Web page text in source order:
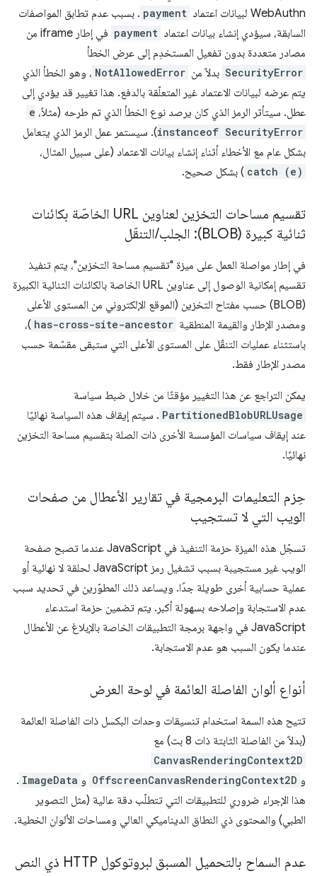
WebAuthn لبيانات اعتماد
payment . بسبب عدم تطابق المواصفات
السابقة، سيؤدي إنشاء بيانات اعتماد payment
في إطار iframe من
مصادر متعددة بدون تفعيل المستخدِم إلى عرض الخطأ
SecurityError بدلاً من NotAllowedError ، وهو الخطأ الذي
يتم عرضه لبيانات الاعتماد غير المتعلّقة بالدفع. هذا تغيير قد يؤدي إلى
عطل. سيتأثر الرمز الذي كان يرصد نوع الخطأ الذي تم طرحه (مثلاً، e
instanceof SecurityError). سيستمر عمل الرمز الذي يتعامل
بشكل عام مع الأخطاء أثناء إنشاء بيانات الاعتماد (على سبيل المثال،
catch (e) ) بشكل صحيح.
تقسيم مساحات التخزين لعناوين URL الخاصّة بكائنات
ثنائية كبيرة (BLOB): الجلب
/التنقّل
في إطار مواصلة العمل على ميزة "تقسيم مساحة التخزين"، يتم تنفيذ
تقسيم إمكانية الوصول إلى عناوين URL الخاصة بالكائنات الثنائية الكبيرة
(BLOB) حسب مفتاح التخزين (الموقع الإلكتروني من المستوى الأعلى
ومصدر الإطار والقيمة المنطقية has-cross-site-ancestor )،
باستثناء عمليات التنقّل على المستوى الأعلى التي ستبقى مقسّمة حسب
مصدر الإطار فقط.
يمكن التراجع عن هذا التغيير مؤقتًا من خلال ضبط سياسة
PartitionedBlobURLUsage . سيتم إيقاف هذه السياسة نهائيًا
عند إيقاف سياسات المؤسسة الأخرى ذات الصلة بتقسيم مساحة التخزين
نهائيًا.
حِزم التعليمات البرمجية في تقارير الأعطال من صفحات
الويب التي لا تستجيب
تسجّل هذه الميزة حزمة التنفيذ في JavaScript عندما تصبح صفحة
الويب غير مستجيبة بسبب تشغيل رمز JavaScript لحلقة لا نهائية أو
عملية حسابية أخرى طويلة جدًا. ويساعد ذلك المطوّرين في تحديد سبب
عدم الاستجابة وإصلاحه بسهولة أكبر. يتم تضمين حزمة استدعاء
JavaScript في واجهة برمجة التطبيقات الخاصة بالإبلاغ عن الأعطال
عندما يكون السبب هو عدم الاستجابة.
أنواع ألوان الفاصلة العائمة في لوحة العرض
تتيح هذه السمة استخدام تنسيقات وحدات البكسل ذات الفاصلة العائمة
(بدلاً من الفاصلة الثابتة ذات 8 بت) مع
CanvasRenderingContext2D
و OffscreenCanvasRenderingContext2D و ImageData
.
هذا الإجراء ضروري للتطبيقات التي تتطلّب دقة عالية (مثل التصوير
الطبي) والمحتوى ذي النطاق الديناميكي العالي ومساحات الألوان الخطية.
عدم السماح بالتحميل المسبق لبروتوكول HTTP ذي النص